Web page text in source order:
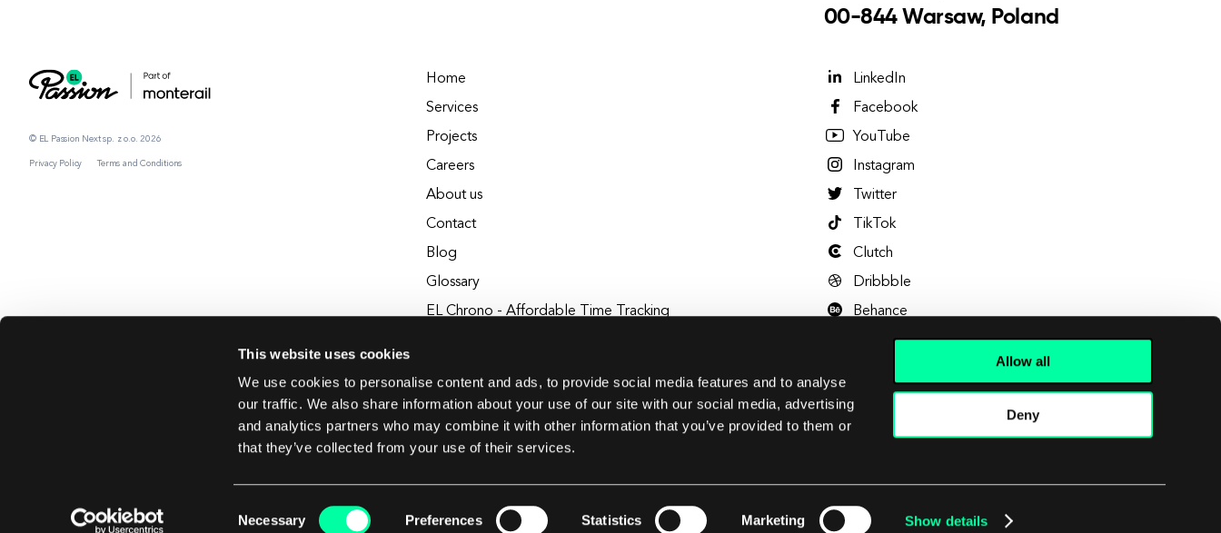
This website uses cookies
We use cookies to personalise content and ads, to provide social media features and to analyse
our traffic. We also share information about your use of our site with our social media, advertising
and analytics partners who may combine it with other information that you’ve provided to them or
that they’ve collected from your use of their services.
Necessary Preferences Statistics Marketing Show details
Allow all
Deny
00-844 Warsaw, Poland
© EL Passion Next sp. z o.o. 2026
Privacy Policy Terms and Conditions
Home
Services
Projects
Careers
About us
Contact
Blog
Glossary
EL Chrono - Affordable Time Tracking
LinkedIn
Facebook
YouTube
Instagram
Twitter
TikTok
Clutch
Dribbble
Behance